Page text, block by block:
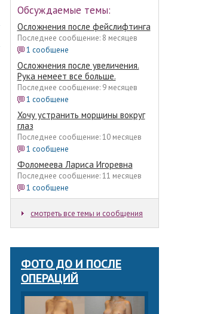
Обсуждаемые темы:
Осложнения после фейслифтинга
Последнее сообщение: 8 месяцев
1 сообщене
Осложнения после увеличения.
Рука немеет все больше.
Последнее сообщение: 9 месяцев
1 сообщене
Хочу устранить морщины вокруг
глаз
Последнее сообщение: 10 месяцев
1 сообщене
Фоломеева Лариса Игоревна
Последнее сообщение: 11 месяцев
1 сообщене
смотреть все темы и сообщения
ФОТО ДО И ПОСЛЕ
ОПЕРАЦИЙ